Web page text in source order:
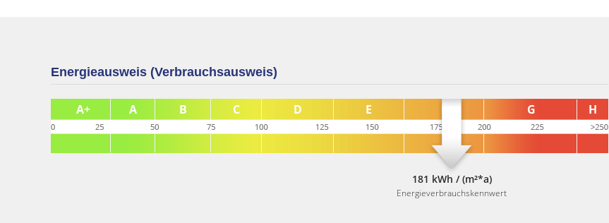
Energieausweis (Verbrauchsausweis)
181 kWh / (m²*a)
Energieverbrauchskennwert